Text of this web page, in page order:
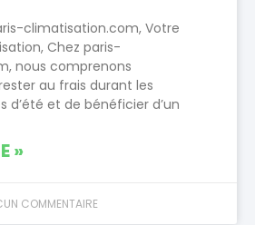
climatisation.com, Votre
Chez paris-
nous comprenons
au frais durant les
d’été et de bénéficier d’un
»
COMMENTAIRE